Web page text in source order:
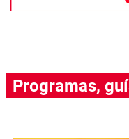
Programas,